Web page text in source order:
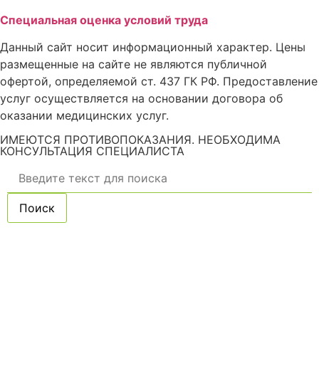
Специальная оценка условий труда
Данный сайт носит информационный характер. Цены
размещенные на сайте не являются публичной
офертой, определяемой ст. 437 ГК РФ. Предоставление
услуг осуществляется на основании договора об
оказании медицинских услуг.
ИМЕЮТСЯ ПРОТИВОПОКАЗАНИЯ. НЕОБХОДИМА
КОНСУЛЬТАЦИЯ СПЕЦИАЛИСТА